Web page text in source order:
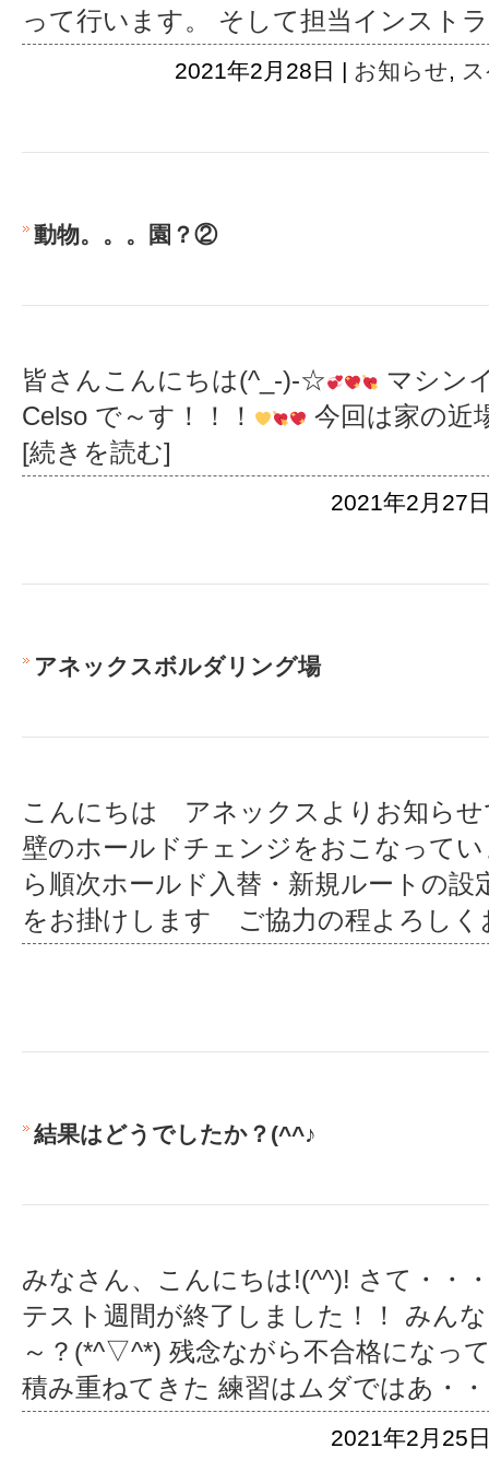
って行います。 そして担当インスト
2021年2月28日 | お知らせ,
動物。。。園？②
皆さんこんにちは(^_-)-☆
マシン
Celso で～す！！！
今回は家の近
[続きを読む]
2021年2月27
アネックスボルダリング場
こんにちは アネックスよりお知らせ
壁のホールドチェンジをおこなって
ら順次ホールド入替・新規ルートの
をお掛けします ご協力の程よろしく
結果はどうでしたか？(^^♪
みなさん、こんにちは!(^^)! さて・・
テスト週間が終了しました！！ みん
～？(*^▽^*) 残念ながら不合格になっ
積み重ねてきた 練習はムダではあ ・
2021年2月25